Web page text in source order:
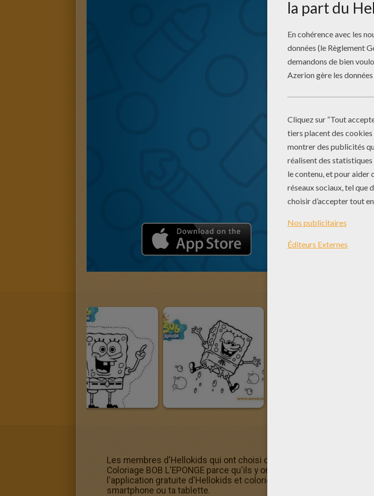
Les membres d'Hellokids qui ont choisi de colorier le Coloriage
Coloriage BOB L'EPONGE parce qu'ils y ont trouvé tous les
l'application gratuite d'Hellokids et colorie ce Coloriage Bob
smartphone ou ta tablette.